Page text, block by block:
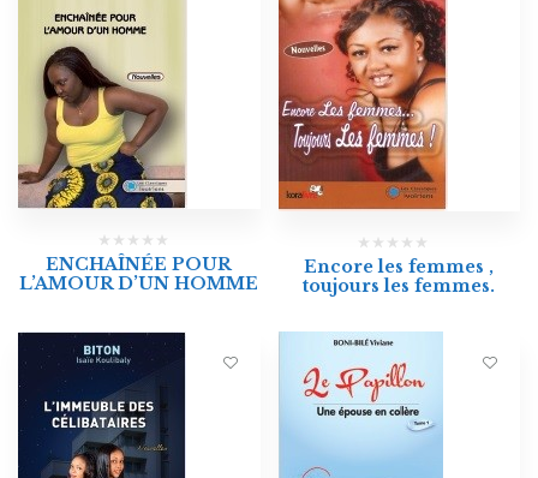
ENCHAÎNÉE POUR
L’AMOUR D’UN HOMME
Encore les femmes ,
toujours les femmes.